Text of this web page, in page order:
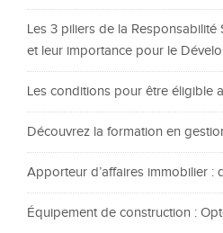
Les 3 piliers de la
et leur importance pour le
Les conditions pour être éligible
Découvrez la formation en
Apporteur d’affaires immobilier :
Équipement de construction :